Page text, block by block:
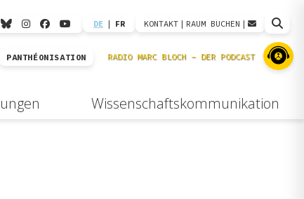
DE | FR KONTAKT | RAUM BUCHEN |
PANTHÉONISATION
Wissenschaftskommunikation